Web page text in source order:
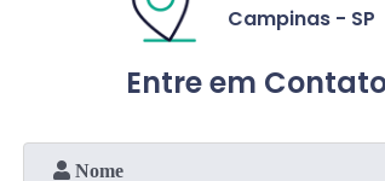
Entre em
Campinas - SP